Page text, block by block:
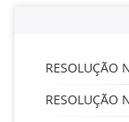
RESOLUÇÃO
RESOLUÇÃO